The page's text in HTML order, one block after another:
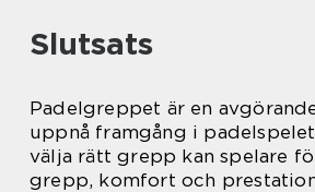
Slutsats
Padelgreppet är en
uppnå framgång i
välja rätt grepp kan spelare
grepp, komfort och